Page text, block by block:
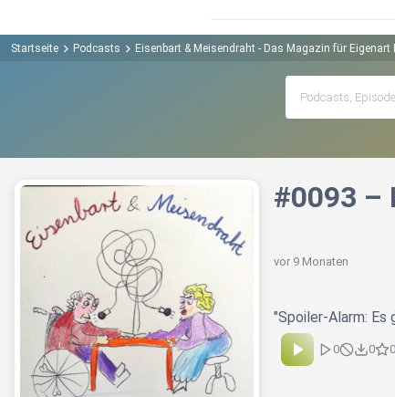
Startseite Podcasts Eisenbart & Meisendraht - Das Magazin für Eigenart
#0093 –
vor 9 Monaten
"Spoiler-Alarm: Es
0 0 0